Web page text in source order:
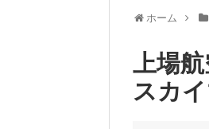
ホーム
上場航
スカ